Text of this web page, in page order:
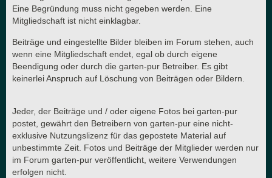
Eine Begründung muss nicht gegeben werden. Eine
Mitgliedschaft ist nicht einklagbar.
Beiträge und eingestellte Bilder bleiben im Forum stehen, auch
wenn eine Mitgliedschaft endet, egal ob durch eigene
Beendigung oder durch die garten-pur Betreiber. Es gibt
keinerlei Anspruch auf Löschung von Beiträgen oder Bildern.
Jeder, der Beiträge und / oder eigene Fotos bei garten-pur
postet, gewährt den Betreibern von garten-pur eine nicht-
exklusive Nutzungslizenz für das gepostete Material auf
unbestimmte Zeit. Fotos und Beiträge der Mitglieder werden nur
im Forum garten-pur veröffentlicht, weitere Verwendungen
erfolgen nicht.